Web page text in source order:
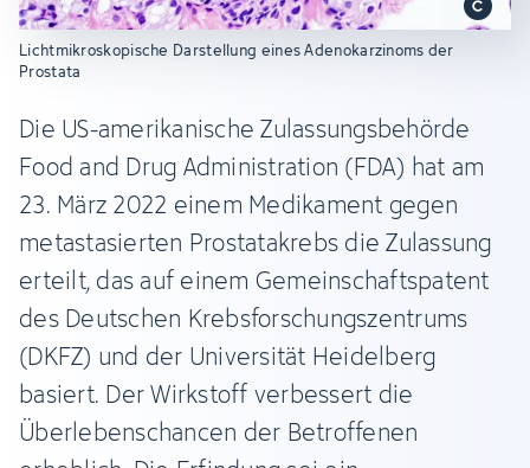
Lichtmikroskopische Darstellung eines Adenokarzinoms der
Prostata
Die US-amerikanische Zulassungsbehörde
Food and Drug Administration (FDA) hat am
23. März 2022 einem Medikament gegen
metastasierten Prostatakrebs die Zulassung
erteilt, das auf einem Gemeinschaftspatent
des Deutschen Krebsforschungszentrums
(DKFZ) und der Universität Heidelberg
basiert. Der Wirkstoff verbessert die
Überlebenschancen der Betroffenen